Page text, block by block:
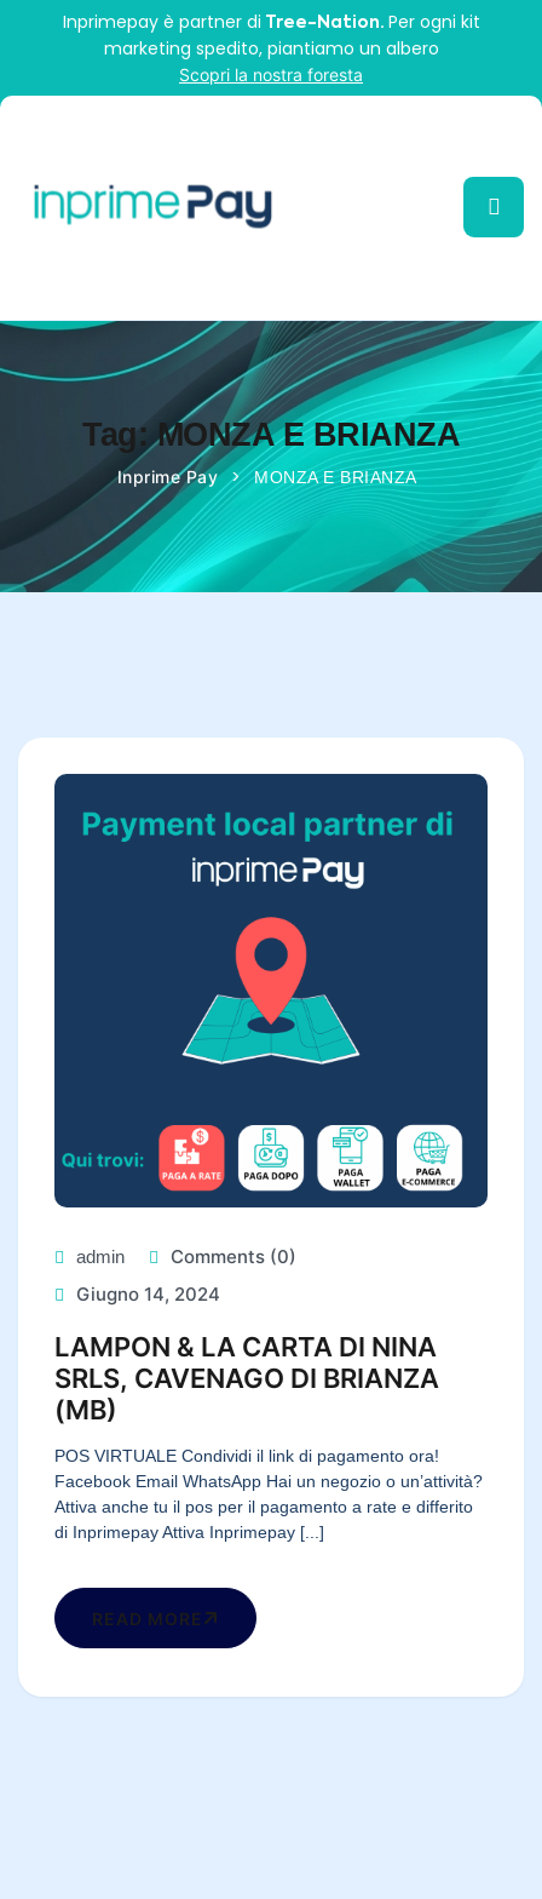
Inprimepay è partner di Tree-Nation. Per ogni kit
marketing spedito, piantiamo un albero
Scopri la nostra foresta
Tag:MONZA E BRIANZA
Inprime Pay > MONZA E BRIANZA
admin
Comments (0)
Giugno 14, 2024
LAMPON & LA CARTA DI NINA
SRLS, CAVENAGO DI BRIANZA
(MB)
POS VIRTUALE Condividi il link di pagamento ora!
Facebook Email WhatsApp Hai un negozio o un’attività?
Attiva anche tu il pos per il pagamento a rate e differito
di Inprimepay Attiva Inprimepay [...]
READ MORE